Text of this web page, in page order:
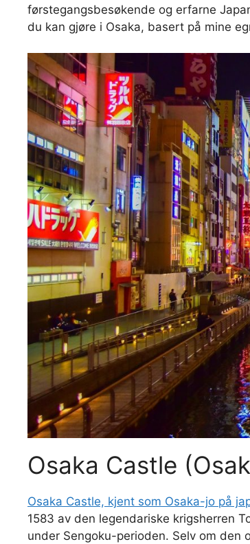
førstegangsbesøkende og erfarne
du kan gjøre i Osaka, basert på mine
Osaka Castle
Osaka Castle, kjent som Osaka-jo på
1583 av den legendariske krigsherren
under Sengoku-perioden. Selv om den